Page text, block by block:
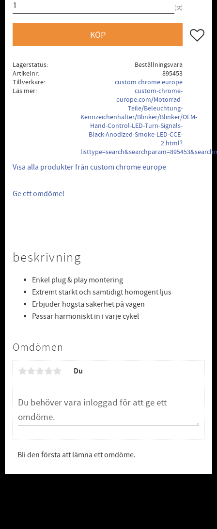
st
KÖP Lägg
Lagerstatus
Beställningsvara
Artikelnr
895453
Tillverkare
custom chrome europe
Läs mer
custom-chrome-
europe.com/Motorrad-
Teile/Beleuchtung-
Kennzeichenhalter/Blinker/Blinker/OEM-
Hand-Control-LED-Turn-Signals-
Black-Anodized-Smoke-LED-CCE-
2.html?
Visa alla produkter från custom chrome europe
Ge ett omdöme!
beskrivning
Enkel plug & play montering
Extremt starkt och samtidigt homogent ljus
Erbjuder högsta säkerhet på vägen
Passar harmoniskt in i varje cykel
Omdömen
Du
Bli den första att lämna ett omdöme.